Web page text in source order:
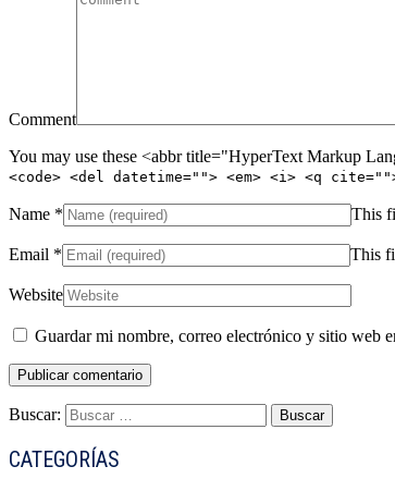
Comment
You may use these <abbr title="HyperText Markup
<code> <del datetime=""> <em> <i> <q
Name * This
Email * This
Website
Guardar mi nombre, correo electrónico y sitio web
Buscar:
CATEGORÍAS